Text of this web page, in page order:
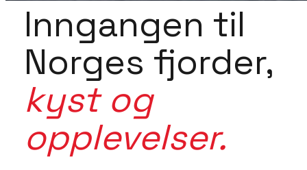
Inngangen til
Norges fjorder,
kyst og
opplevelser.